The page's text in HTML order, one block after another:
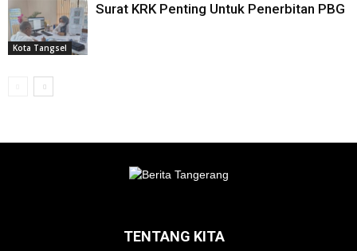
Kota Tangsel
Surat KRK Penting Untuk Penerbitan PBG
TENTANG KITA